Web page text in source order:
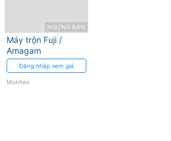
đầy
đủ
NGƯNG BÁN
Máy trộn Fuji /
Amagam
Đăng nhập xem giá
Monitex